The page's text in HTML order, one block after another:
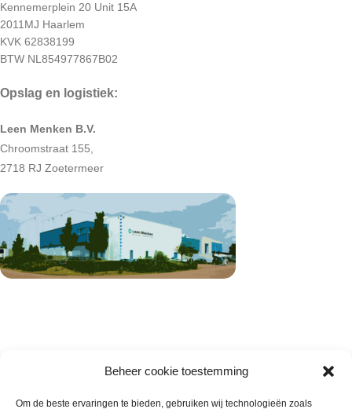
Beheer cookie toestemming
Om de beste ervaringen te bieden, gebruiken wij technologieën zoals
Kennemerplein 20 Unit 15A
2011MJ Haarlem
KVK 62838199
BTW NL854977867B02
Opslag en logistiek:
Leen Menken B.V.
Chroomstraat 155,
2718 RJ Zoetermeer